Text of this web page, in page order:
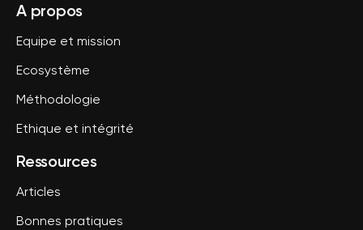
A propos
Equipe et mission
Ecosystème
Méthodologie
Ethique et intégrité
Ressources
Articles
Bonnes pratiques